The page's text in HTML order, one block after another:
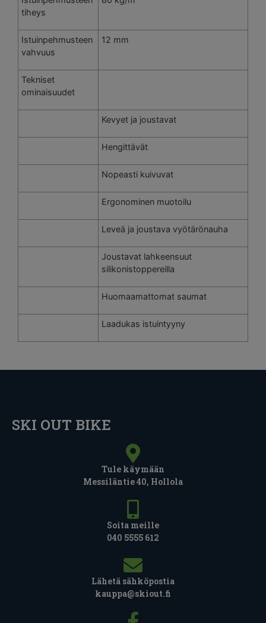
tiheys
Istuinpehmusteen
vahvuus
12 mm
Tekniset
ominaisuudet
Kevyet ja joustavat
Hengittävät
Nopeasti kuivuvat
Ergonominen muotoilu
Leveä ja joustava vyötärönauha
Joustavat lahkeensuut
silikonistoppereilla
Huomaamattomat saumat
Laadukas istuintyyny
SKI OUT BIKE
Tule käymään
Messiläntie 40, Hollola
Soita meille
040 5555 612
Lähetä sähköpostia
kauppa@skiout.fi